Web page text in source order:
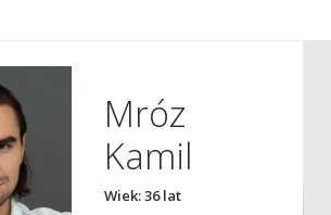
Mróz
Kamil
Wiek: 36 lat